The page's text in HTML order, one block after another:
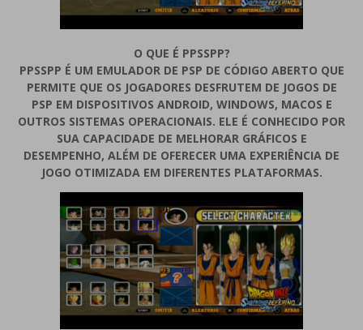
O QUE É PPSSPP?
PPSSPP É UM EMULADOR DE PSP DE CÓDIGO ABERTO QUE
PERMITE QUE OS JOGADORES DESFRUTEM DE JOGOS DE
PSP EM DISPOSITIVOS ANDROID, WINDOWS, MACOS E
OUTROS SISTEMAS OPERACIONAIS. ELE É CONHECIDO POR
SUA CAPACIDADE DE MELHORAR GRÁFICOS E
DESEMPENHO, ALÉM DE OFERECER UMA EXPERIÊNCIA DE
JOGO OTIMIZADA EM DIFERENTES PLATAFORMAS.